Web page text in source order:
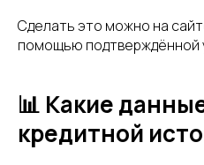
Сделать это можно на
помощью подтверждённой
📊 Какие
кредитной